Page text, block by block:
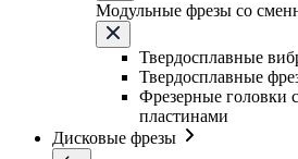
Модульные фрезы со
Твердосплавные
Твердосплавные
Фрезерные головки
пластинами
Дисковые фрезы